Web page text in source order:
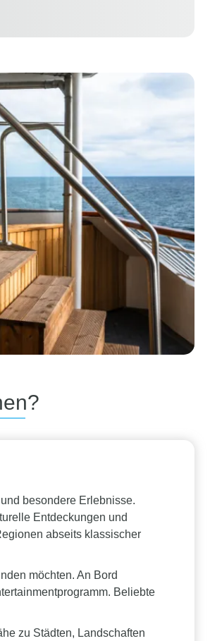
besondere Erlebnisse.
Entdeckungen und
abseits klassischer
möchten. An Bord
Beliebte
zu Städten, Landschaften